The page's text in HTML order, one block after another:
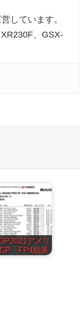
しています。
、GSX-
アメリ
GP FP4結果